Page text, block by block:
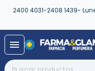
2400 4031-2408 1439-
menu